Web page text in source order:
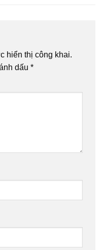
hiển thị công khai.
dấu *